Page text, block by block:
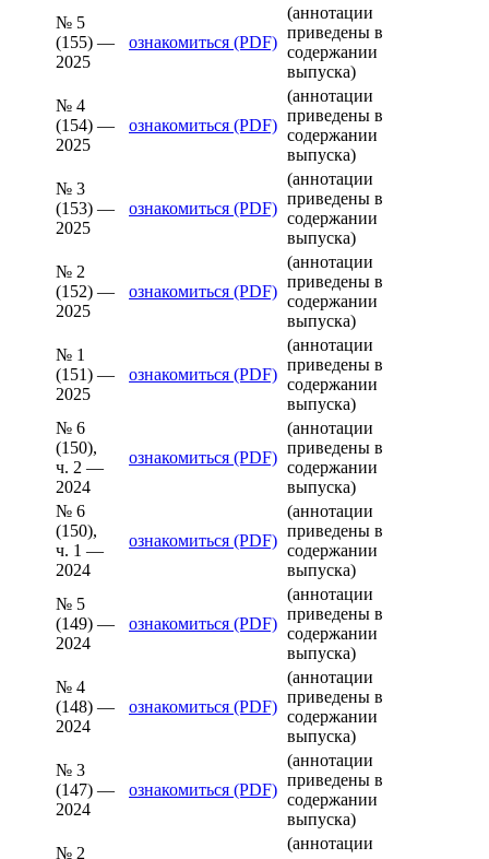
№ 5
(155) —
2025
ознакомиться (PDF)
(аннотации
приведены в
содержании
выпуска)
№ 4
(154) —
2025
ознакомиться (PDF)
(аннотации
приведены в
содержании
выпуска)
№ 3
(153) —
2025
ознакомиться (PDF)
(аннотации
приведены в
содержании
выпуска)
№ 2
(152) —
2025
ознакомиться (PDF)
(аннотации
приведены в
содержании
выпуска)
№ 1
(151) —
2025
ознакомиться (PDF)
(аннотации
приведены в
содержании
выпуска)
№ 6
(150),
ч. 2 —
2024
ознакомиться (PDF)
(аннотации
приведены в
содержании
выпуска)
№ 6
(150),
ч. 1 —
2024
ознакомиться (PDF)
(аннотации
приведены в
содержании
выпуска)
№ 5
(149) —
2024
ознакомиться (PDF)
(аннотации
приведены в
содержании
выпуска)
№ 4
(148) —
2024
ознакомиться (PDF)
(аннотации
приведены в
содержании
выпуска)
№ 3
(147) —
2024
ознакомиться (PDF)
(аннотации
приведены в
содержании
выпуска)
№ 2
(аннотации